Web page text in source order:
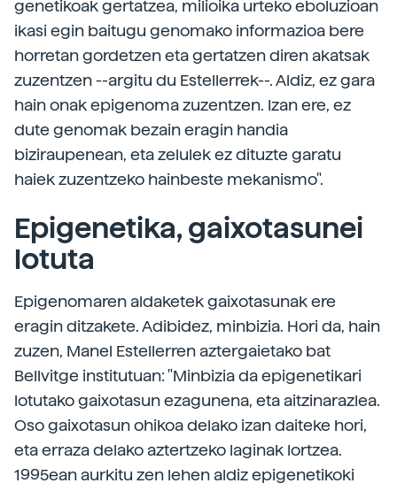
genetikoak gertatzea, milioika urteko eboluzioan
ikasi egin baitugu genomako informazioa bere
horretan gordetzen eta gertatzen diren akatsak
zuzentzen --argitu du Estellerrek--. Aldiz, ez gara
hain onak epigenoma zuzentzen. Izan ere, ez
dute genomak bezain eragin handia
biziraupenean, eta zelulek ez dituzte garatu
haiek zuzentzeko hainbeste mekanismo".
Epigenetika, gaixotasunei
lotuta
Epigenomaren aldaketek gaixotasunak ere
eragin ditzakete. Adibidez, minbizia. Hori da, hain
zuzen, Manel Estellerren aztergaietako bat
Bellvitge institutuan: "Minbizia da epigenetikari
lotutako gaixotasun ezagunena, eta aitzinarazlea.
Oso gaixotasun ohikoa delako izan daiteke hori,
eta erraza delako aztertzeko laginak lortzea.
1995ean aurkitu zen lehen aldiz epigenetikoki